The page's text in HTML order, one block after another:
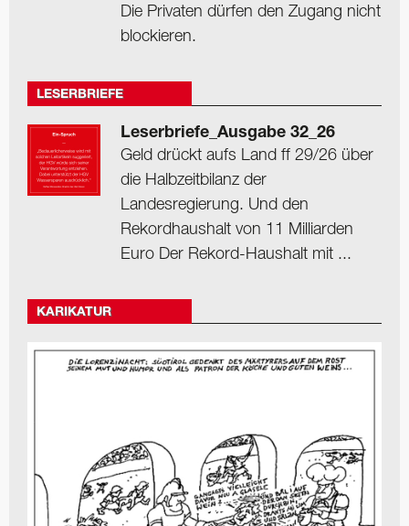
Die Privaten dürfen den Zugang nicht
blockieren.
LESERBRIEFE
Leserbriefe_Ausgabe 32_26
Geld drückt aufs Land ff 29/26 über
die Halbzeitbilanz der
Landesregierung. Und den
Rekordhaushalt von 11 Milliarden
Euro Der Rekord-Haushalt mit ...
KARIKATUR